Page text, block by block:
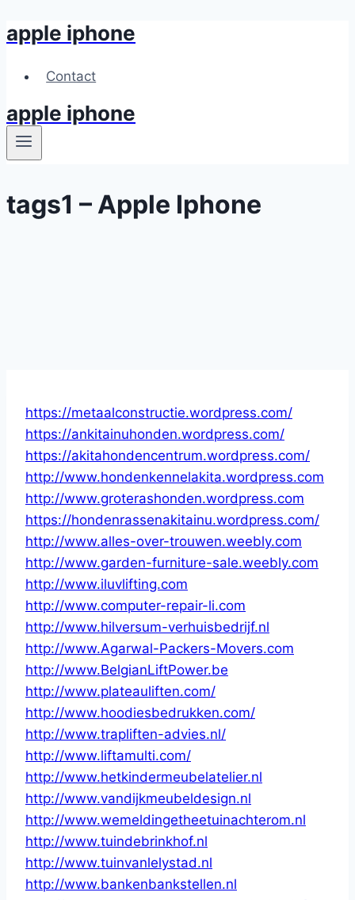
Skip
content
apple iphone
Contact
apple iphone
tags1 – Apple Iphone
https://metaalconstructie.wordpress.com/
https://ankitainuhonden.wordpress.com/
https://akitahondencentrum.wordpress.com/
http://www.hondenkennelakita.wordpress.com
http://www.groterashonden.wordpress.com
https://hondenrassenakitainu.wordpress.com/
http://www.alles-over-trouwen.weebly.com
http://www.garden-furniture-sale.weebly.com
http://www.iluvlifting.com
http://www.computer-repair-li.com
http://www.hilversum-verhuisbedrijf.nl
http://www.Agarwal-Packers-Movers.com
http://www.BelgianLiftPower.be
http://www.plateauliften.com/
http://www.hoodiesbedrukken.com/
http://www.trapliften-advies.nl/
http://www.liftamulti.com/
http://www.hetkindermeubelatelier.nl
http://www.vandijkmeubeldesign.nl
http://www.wemeldingetheetuinachterom.nl
http://www.tuindebrinkhof.nl
http://www.tuinvanlelystad.nl
http://www.bankenbankstellen.nl